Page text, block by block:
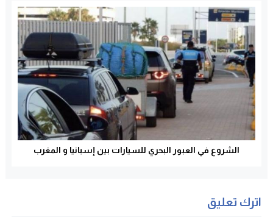
الشروع في العبور البحري للسيارات بين إسبانيا و المغرب
اترك تعليق